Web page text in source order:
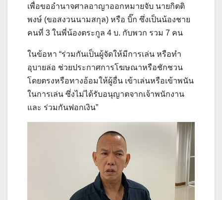
เพื่อขออำนาจศาลอาญาออกหมายจับ นายกิตติ
พงษ์ (ขอสงวนนามสกุล) หรือ บิ๊ก ซึ่งเป็นน้องชาย
คนที่ 3 ในพี่น้องตระกูล 4 บ. กับพวก รวม 7 คน
ในข้อหา “ร่วมกันเป็นผู้จัดให้มีการเล่น หรือทำ
อุบายล่อ ช่วยประกาศการโฆษณาหรือชักชวน
โดยตรงหรือทางอ้อมให้ผู้อื่น เข้าเล่นหรือเข้าพนัน
ในการเล่น ซึ่งไม่ได้รับอนุญาตจากเจ้าพนักงาน
และ ร่วมกันฟอกเงิน”